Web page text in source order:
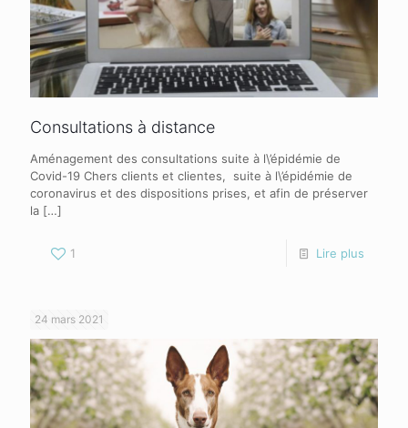
Consultations à distance
Aménagement des consultations suite à l\’épidémie de
Covid-19 Chers clients et clientes, suite à l\’épidémie de
coronavirus et des dispositions prises, et afin de préserver
la […]
1 Lire plus
24 mars 2021